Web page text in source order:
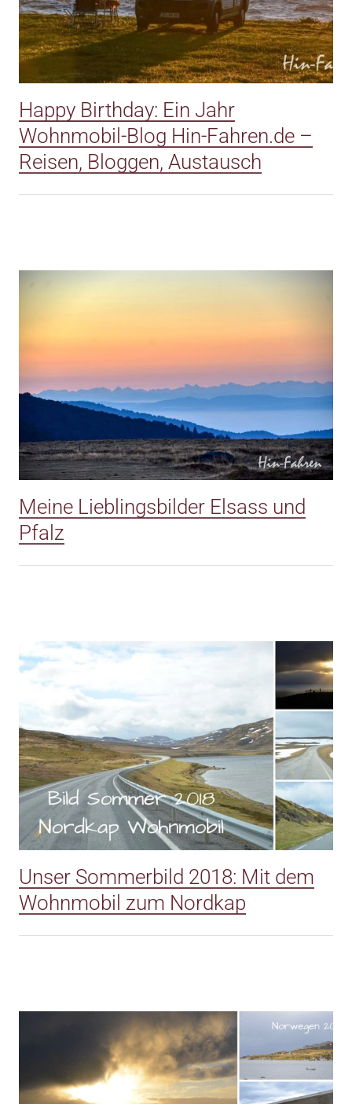
Happy Birthday: Ein Jahr
Wohnmobil-Blog Hin-Fahren.de –
Reisen, Bloggen, Austausch
Meine Lieblingsbilder Elsass und
Pfalz
Unser Sommerbild 2018: Mit dem
Wohnmobil zum Nordkap